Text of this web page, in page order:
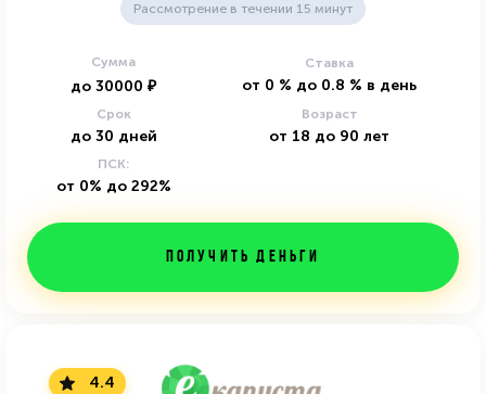
Рассмотрение в течении 15 минут
Сумма
до 30000 ₽
Ставка
от 0 % до 0.8 % в день
Срок
до 30 дней
Возраст
от 18 до 90 лет
ПСК:
от 0% до 292%
Получить деньги
4.4